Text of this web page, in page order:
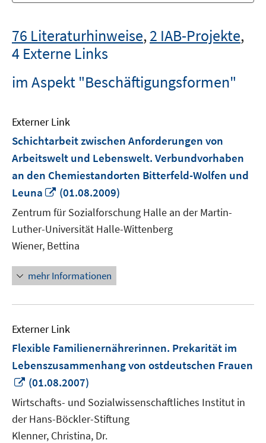
76 Literaturhinweise,2 IAB-Projekte,
4 Externe Links
im Aspekt "Beschäftigungsformen"
Externer Link
Schichtarbeit zwischen Anforderungen von
Arbeitswelt und Lebenswelt. Verbundvorhaben
an den Chemiestandorten Bitterfeld-Wolfen und
Leuna
In
neuem
Fenster
öffnen
(01.08.2009)
Zentrum für Sozialforschung Halle an der Martin-
Luther-Universität Halle-Wittenberg
Wiener, Bettina
mehr Informationen
Externer Link
Flexible Familienernährerinnen. Prekarität im
Lebenszusammenhang von ostdeutschen Frauen
In
neuem
Fenster
öffnen
(01.08.2007)
Wirtschafts- und Sozialwissenschaftliches Institut in
der Hans-Böckler-Stiftung
Klenner, Christina, Dr.